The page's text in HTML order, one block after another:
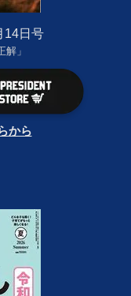
14日号
」
から